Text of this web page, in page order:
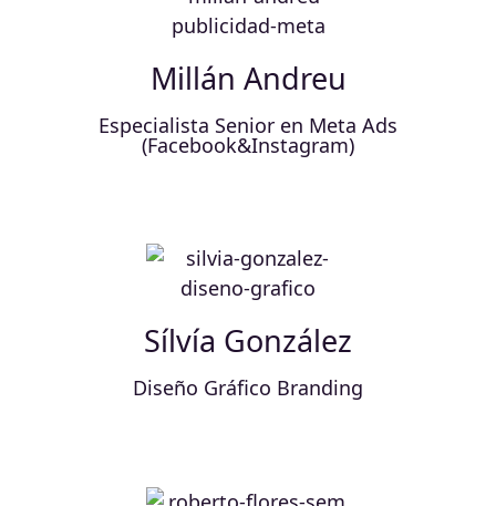
Millán Andreu
Especialista Senior en Meta Ads
(Facebook&Instagram)
Sílvía González
Diseño Gráfico Branding